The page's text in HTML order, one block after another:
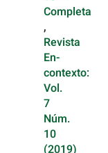
Completa
,
Revista
En-
contexto:
Vol.
7
Núm.
10
(2019)